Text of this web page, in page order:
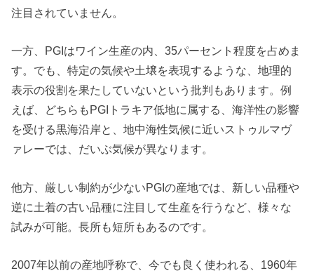
注目されていません。
一方、PGIはワイン生産の内、35パーセント程度を占めま
す。でも、特定の気候や土壌を表現するような、地理的
表示の役割を果たしていないという批判もあります。例
えば、どちらもPGIトラキア低地に属する、海洋性の影響
を受ける黒海沿岸と、地中海性気候に近いストゥルマヴ
ァレーでは、だいぶ気候が異なります。
他方、厳しい制約が少ないPGIの産地では、新しい品種や
逆に土着の古い品種に注目して生産を行うなど、様々な
試みが可能。長所も短所もあるのです。
2007年以前の産地呼称で、今でも良く使われる、1960年